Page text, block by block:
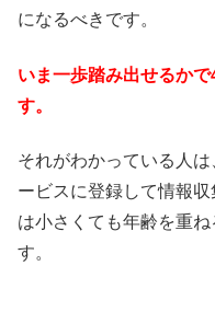
になるべきです。
いま一歩踏み出せるか
す。
それがわかっている人
ービスに登録して情報
は小さくても年齢を重
す。